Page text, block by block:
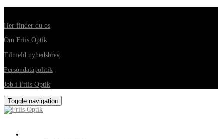
Her finder du os
Om Friis Optik
Tilmeld nyhedsbrev
Persondatapolitik
Job i Friis Optik
Toggle navigation